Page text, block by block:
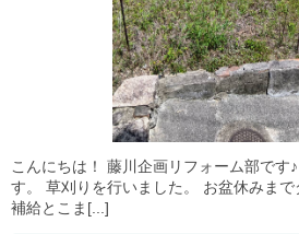
こんにちは！ 藤川企画リフォーム部です
す。 草刈りを行いました。 お盆休みま
補給とこま[...]